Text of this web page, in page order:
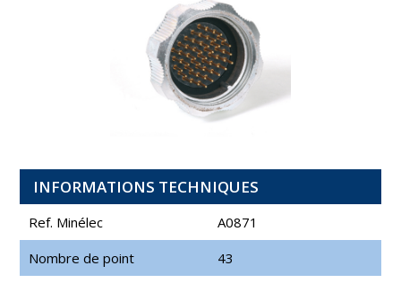
INFORMATIONS TECHNIQUES
Ref. Minélec
A0871
Nombre de point
43